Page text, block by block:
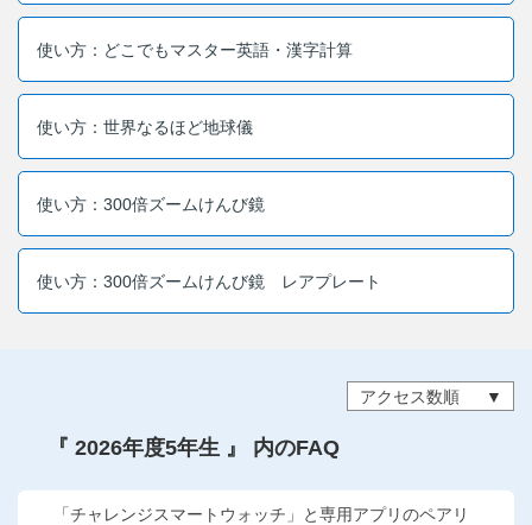
よくある質問・お問い合わせ
お問い合わせ窓口
他の講座のよくある質問・手続きはこちら
こどもちゃれんじ
使い方：どこでもマスター英語・漢字計算
使い方：世界なるほど地球儀
使い方：300倍ズームけんび鏡
使い方：300倍ズームけんび鏡 レアプレート
アクセス数順
『 2026年度5年生 』 内のFAQ
「チャレンジスマートウォッチ」と専用アプリのペアリ